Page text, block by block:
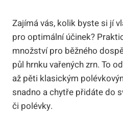
Zajímá vás, kolik byste si jí
pro optimální účinek?
množství pro běžného
půl hrnku vařených zrn. To
až pěti klasickým
snadno a chytře přidáte do
či polévky.